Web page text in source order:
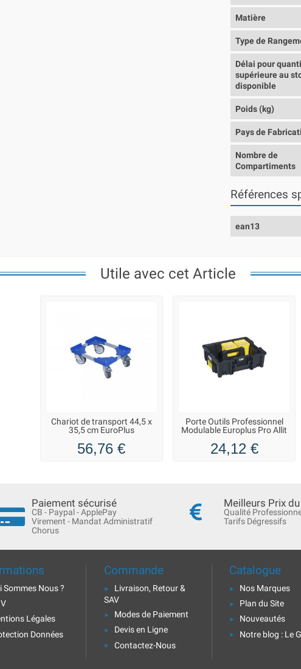
Matière
Type de
Délai pour
supérieure au
disponible
Poids (kg)
Pays de
Nombre de
Compartiments
Références
ean13
Utile avec cet Article
Chariot de transport 44,5 x
35,5 cm EuroPlus
56,76 €
Porte Outils Professionnel
Modulable Europlus Pro Allit
24,12 €
Paiement sécurisé
CB - Paypal - ApplePay
Virement - Mandat Administratif
Chorus
Meilleurs Prix
Qualité
Tarifs Dégressifs
Sommes Nous ?
Légales
Données
Commande
Livraison, Retour &
SAV
Modes de Paiement
Devis en Ligne
Contactez-Nous
Catalogue
Nos Marques
Plan du Site
Nouveautés
Notre blog : Le